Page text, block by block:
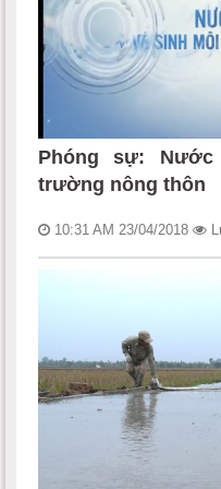
Phóng sự:
trường nông thôn
10:31 AM 23/04/2018